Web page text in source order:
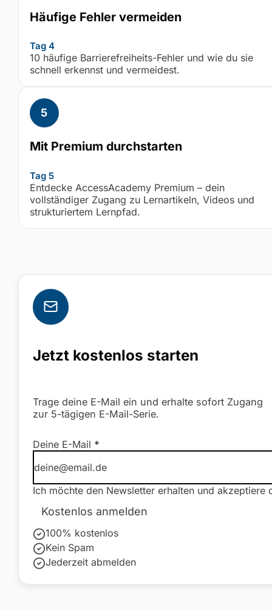
Häufige Fehler vermeiden
Tag 4
10 häufige Barrierefreiheits-Fehler und wie du sie
schnell erkennst und vermeidest.
Mit Premium durchstarten
Tag 5
Entdecke AccessAcademy Premium – dein
vollständiger Zugang zu Lernartikeln, Videos und
strukturiertem Lernpfad.
Jetzt kostenlos starten
Trage deine E-Mail ein und erhalte sofort Zugang
zur 5-tägigen E-Mail-Serie.
Newsletter Formular
Deine E-Mail *
Ich möchte den Newsletter erhalten und akzeptiere
Kostenlos anmelden
100% kostenlos
Kein Spam
Jederzeit abmelden